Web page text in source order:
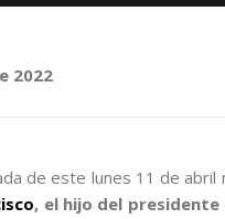
2022
de este lunes 11 de
, el hijo del presidente